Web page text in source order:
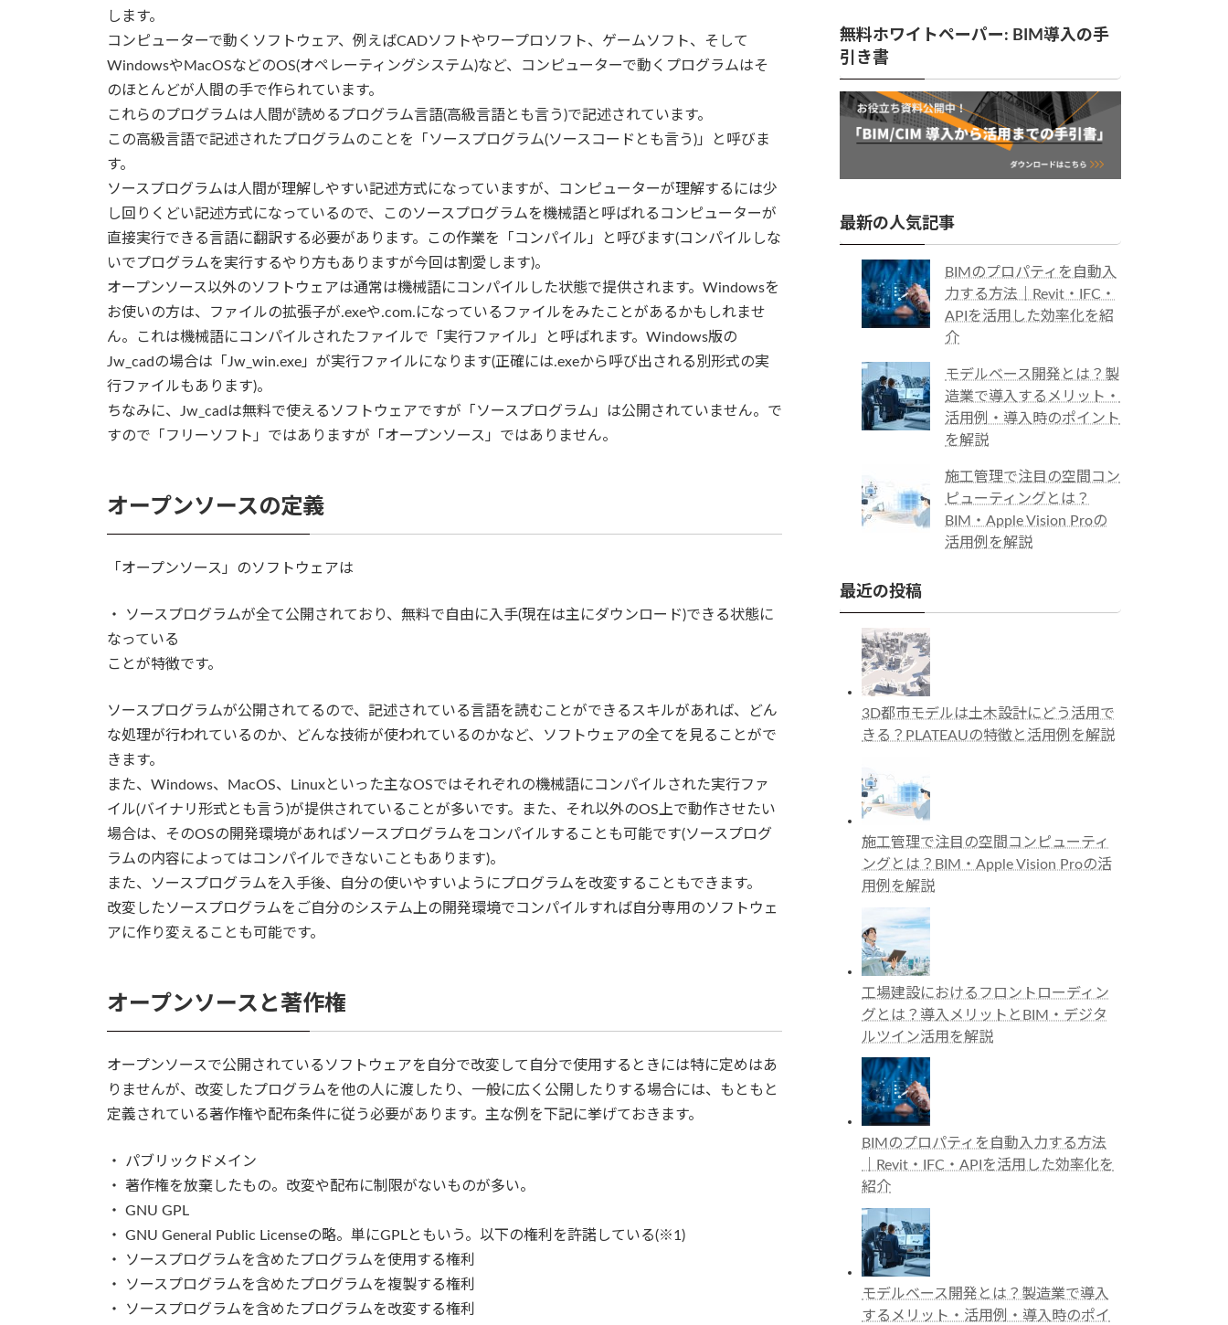
します。
コンピューターで動くソフトウェア、例えばCADソフトやワープロソフト、ゲームソフト、そして
WindowsやMacOSなどのOS(オペレーティングシステム)など、コンピューターで動くプログラムはそ
のほとんどが人間の手で作られています。
これらのプログラムは人間が読めるプログラム言語(高級言語とも言う)で記述されています。
この高級言語で記述されたプログラムのことを「ソースプログラム(ソースコードとも言う)」と呼びま
す。
ソースプログラムは人間が理解しやすい記述方式になっていますが、コンピューターが理解するには少
し回りくどい記述方式になっているので、このソースプログラムを機械語と呼ばれるコンピューターが
直接実行できる言語に翻訳する必要があります。この作業を「コンパイル」と呼びます(コンパイルしな
いでプログラムを実行するやり方もありますが今回は割愛します)。
オープンソース以外のソフトウェアは通常は機械語にコンパイルした状態で提供されます。Windowsを
お使いの方は、ファイルの拡張子が.exeや.com.になっているファイルをみたことがあるかもしれませ
ん。これは機械語にコンパイルされたファイルで「実行ファイル」と呼ばれます。Windows版の
Jw_cadの場合は「Jw_win.exe」が実行ファイルになります(正確には.exeから呼び出される別形式の実
行ファイルもあります)。
ちなみに、Jw_cadは無料で使えるソフトウェアですが「ソースプログラム」は公開されていません。で
すので「フリーソフト」ではありますが「オープンソース」ではありません。
オープンソースの定義
「オープンソース」のソフトウェアは
・ ソースプログラムが全て公開されており、無料で自由に入手(現在は主にダウンロード)できる状態に
なっている
ことが特徴です。
ソースプログラムが公開されてるので、記述されている言語を読むことができるスキルがあれば、どん
な処理が行われているのか、どんな技術が使われているのかなど、ソフトウェアの全てを見ることがで
きます。
また、Windows、MacOS、Linuxといった主なOSではそれぞれの機械語にコンパイルされた実行ファ
イル(バイナリ形式とも言う)が提供されていることが多いです。また、それ以外のOS上で動作させたい
場合は、そのOSの開発環境があればソースプログラムをコンパイルすることも可能です(ソースプログ
ラムの内容によってはコンパイルできないこともあります)。
また、ソースプログラムを入手後、自分の使いやすいようにプログラムを改変することもできます。
改変したソースプログラムをご自分のシステム上の開発環境でコンパイルすれば自分専用のソフトウェ
アに作り変えることも可能です。
オープンソースと著作権
オープンソースで公開されているソフトウェアを自分で改変して自分で使用するときには特に定めはあ
りませんが、改変したプログラムを他の人に渡したり、一般に広く公開したりする場合には、もともと
定義されている著作権や配布条件に従う必要があります。主な例を下記に挙げておきます。
・ パブリックドメイン
・ 著作権を放棄したもの。改変や配布に制限がないものが多い。
・ GNU GPL
・ GNU General Public Licenseの略。単にGPLともいう。以下の権利を許諾している(※1)
・ ソースプログラムを含めたプログラムを使用する権利
・ ソースプログラムを含めたプログラムを複製する権利
・ ソースプログラムを含めたプログラムを改変する権利
無料ホワイトペーパー: BIM導入の手
引き書
最新の人気記事
BIMのプロパティを自動入
力する方法｜Revit・IFC・
APIを活用した効率化を紹
介
モデルベース開発とは？製
造業で導入するメリット・
活用例・導入時のポイント
を解説
施工管理で注目の空間コン
ピューティングとは？
BIM・Apple Vision Proの
活用例を解説
最近の投稿
3D都市モデルは土木設計にどう活用で
きる？PLATEAUの特徴と活用例を解説
施工管理で注目の空間コンピューティ
ングとは？BIM・Apple Vision Proの活
用例を解説
工場建設におけるフロントローディン
グとは？導入メリットとBIM・デジタ
ルツイン活用を解説
BIMのプロパティを自動入力する方法
｜Revit・IFC・APIを活用した効率化を
紹介
モデルベース開発とは？製造業で導入
するメリット・活用例・導入時のポイ